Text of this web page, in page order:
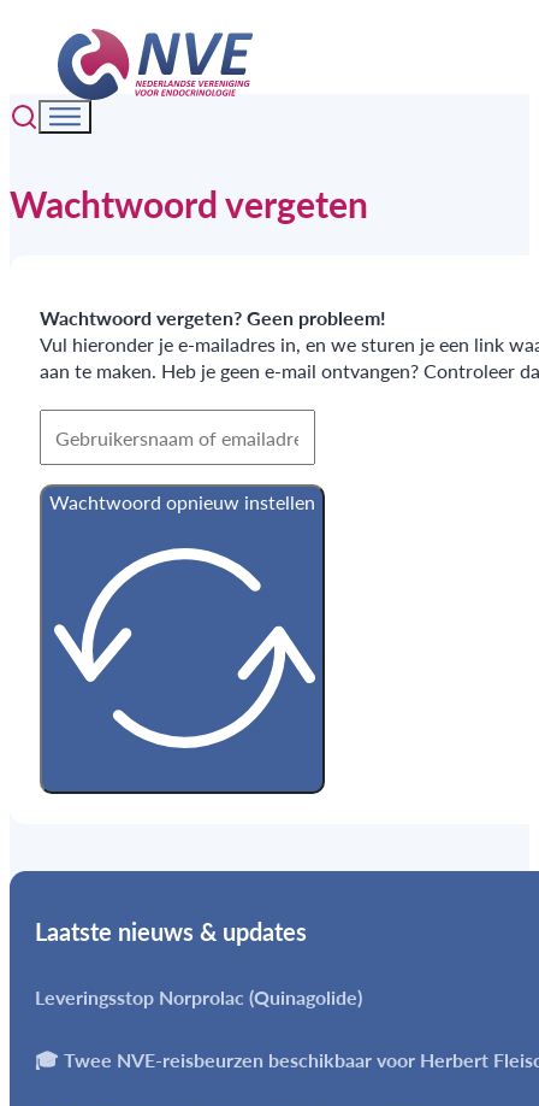
Wachtwoord vergeten
Wachtwoord vergeten? Geen probleem!
Vul hieronder je e-mailadres in, en we sturen je een link
aan te maken. Heb je geen e-mail ontvangen? Controleer
Wachtwoord opnieuw instellen
Laatste nieuws & updates
Leveringsstop Norprolac (Quinagolide)
🎓 Twee NVE-reisbeurzen beschikbaar voor Herbert